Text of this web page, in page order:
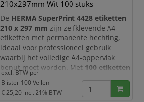
210x297mm Wit 100 stuks
De HERMA SuperPrint 4428 etiketten
210 x 297 mm zijn zelfklevende A4-
etiketten met permanente hechting,
ideaal voor professioneel gebruik
waarbij het volledige A4-oppervlak
benut moet worden. Met 100 etiketten
verdeeld over
over een praktische voorraad voor
grootformaat labeling, verzending,
excl. BTW per
Blister 100 Vellen
€ 25,20 incl. 21% BTW